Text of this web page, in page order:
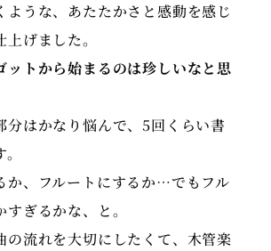
ような、あたたかさと感動を感じ
げました。
トから始まるのは珍しいなと思
分はかなり悩んで、5回くらい書
か、フルートにするか…でもフル
ぎるかな、と。
の流れを大切にしたくて、木管楽